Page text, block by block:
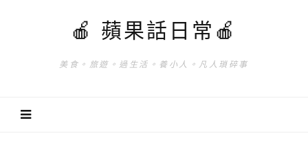
🍎 蘋果話日常🍎
美食。旅遊。過生活。養小人。凡人瑣碎事